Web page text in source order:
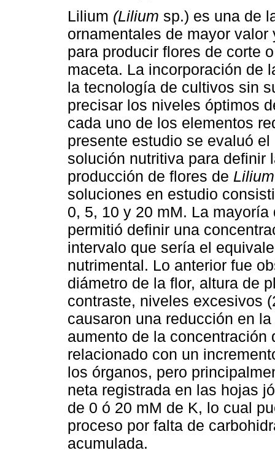
Lilium (Lilium sp.) es una de
ornamentales de mayor valor
para producir flores de corte
maceta. La incorporación de
la tecnología de cultivos sin
precisar los niveles óptimos
cada uno de los elementos
presente estudio se evaluó
solución nutritiva para definir
producción de flores de Lilium
soluciones en estudio
0, 5, 10 y 20 mM. La
permitió definir una
intervalo que sería el
nutrimental. Lo anterior fue
diámetro de la flor, altura de
contraste, niveles excesivos
causaron una reducción en
aumento de la
relacionado con un
los órganos, pero
neta registrada en las hojas
de 0 ó 20 mM de K, lo cual
proceso por falta de
acumulada.